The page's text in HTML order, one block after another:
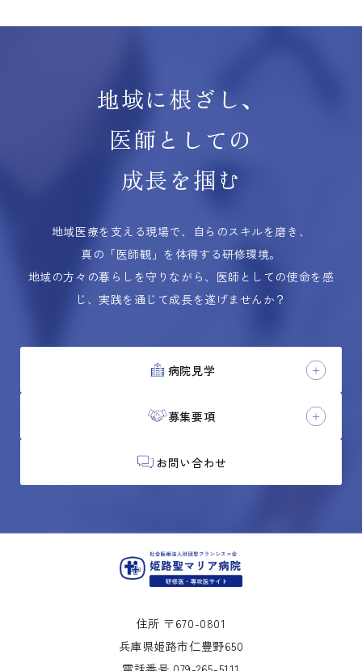
地域に根ざし、
医師としての
成長を掴む
地域医療を支える現場で、自らのスキルを磨き、
真の「医師観」を体得する研修環境。
地域の方々の暮らしを守りながら、医師としての使命を感
じ、実践を通じて成長を遂げませんか？
病院見学
募集要項
お問い合わせ
住所 〒670-0801
兵庫県姫路市仁豊野650